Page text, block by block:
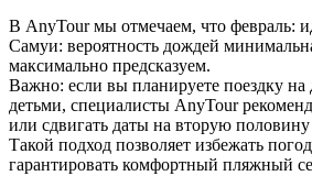
В AnyTour мы отмечаем, что февраль:
Самуи: вероятность дождей
максимально предсказуем.
Важно: если вы планируете поездку на
детьми, специалисты AnyTour
или сдвигать даты на вторую
Такой подход позволяет избежать
гарантировать комфортный пляжный